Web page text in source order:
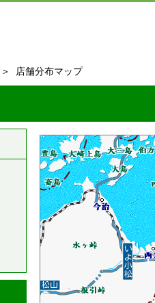
＞ 店舗分布マップ